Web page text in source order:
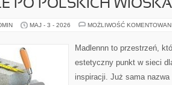
PO POLSKICH
MAJ - 3 - 2026 MOŻLIWOŚĆ
Madlennn to przestrzeń,
estetyczny punkt w sieci
inspiracji. Już sama